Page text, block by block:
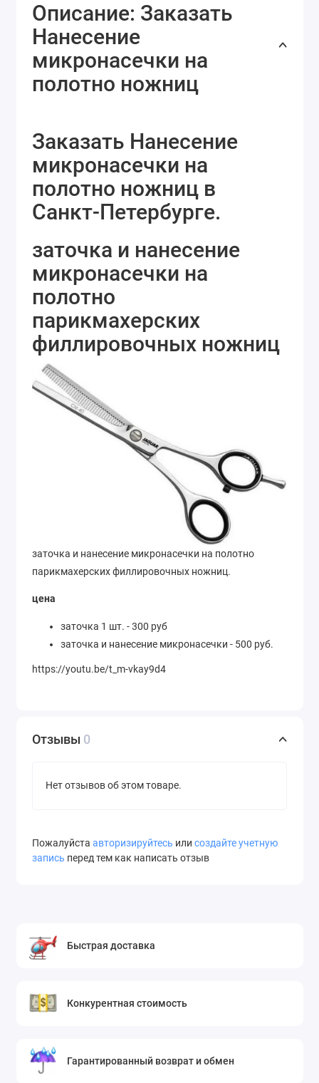
Описание: Заказать
Нанесение
микронасечки на
полотно ножниц
Заказать Нанесение
микронасечки на
полотно ножниц в
Санкт-Петербурге.
заточка и нанесение
микронасечки на
полотно
парикмахерских
филлировочных ножниц
заточка и нанесение микронасечки на полотно
парикмахерских филлировочных ножниц.
цена
заточка 1 шт. - 300 руб
заточка и нанесение микронасечки - 500 руб.
https://youtu.be/t_m-vkay9d4
Отзывы 0
Нет отзывов об этом товаре.
Пожалуйста авторизируйтесь или создайте учетную
запись перед тем как написать отзыв
Быстрая доставка
Конкурентная стоимость
Гарантированный возврат и обмен